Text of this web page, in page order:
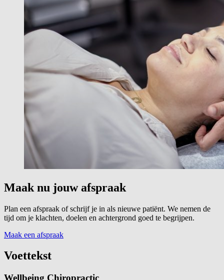
Maak nu jouw afspraak
Plan een afspraak of schrijf je in als nieuwe patiënt. We nemen de
tijd om je klachten, doelen en achtergrond goed te begrijpen.
Maak een afspraak
Voettekst